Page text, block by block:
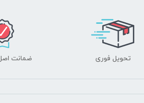
تحویل فوری ضمانت